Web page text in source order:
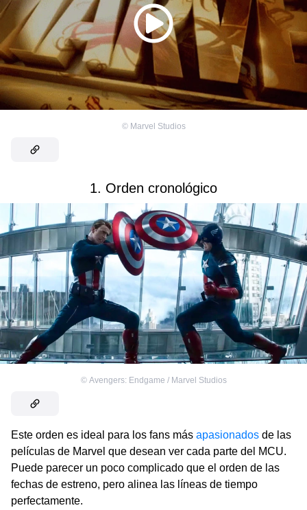
© Marvel Studios
1. Orden cronológico
© Avengers: Endgame / Marvel Studios
Este orden es ideal para los fans más apasionados de las
películas de Marvel que desean ver cada parte del MCU.
Puede parecer un poco complicado que el orden de las
fechas de estreno, pero alinea las líneas de tiempo
perfectamente.